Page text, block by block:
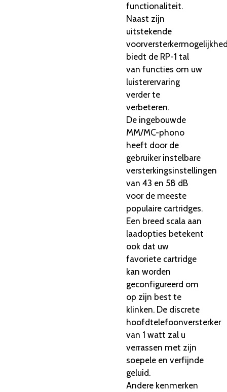
functionaliteit.
Naast zijn
uitstekende
biedt de RP-1 tal
van functies om uw
luisterervaring
verder te
verbeteren.
De ingebouwde
MM/MC-phono
heeft door de
gebruiker instelbare
versterkingsinstellingen
van 43 en 58 dB
voor de meeste
populaire cartridges.
Een breed scala aan
laadopties betekent
ook dat uw
favoriete cartridge
kan worden
geconfigureerd om
op zijn best te
klinken. De discrete
hoofdtelefoonversterker
van 1 watt zal u
verrassen met zijn
soepele en verfijnde
geluid.
Andere kenmerken